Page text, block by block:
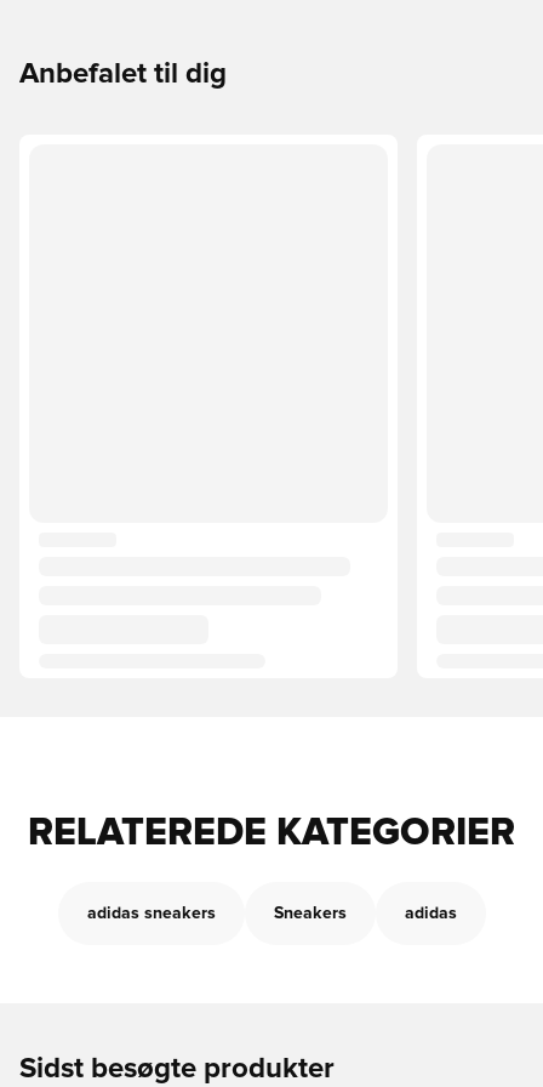
Anbefalet til dig
RELATEREDE KATEGORIER
adidas sneakers Sneakers adidas
Sidst besøgte produkter